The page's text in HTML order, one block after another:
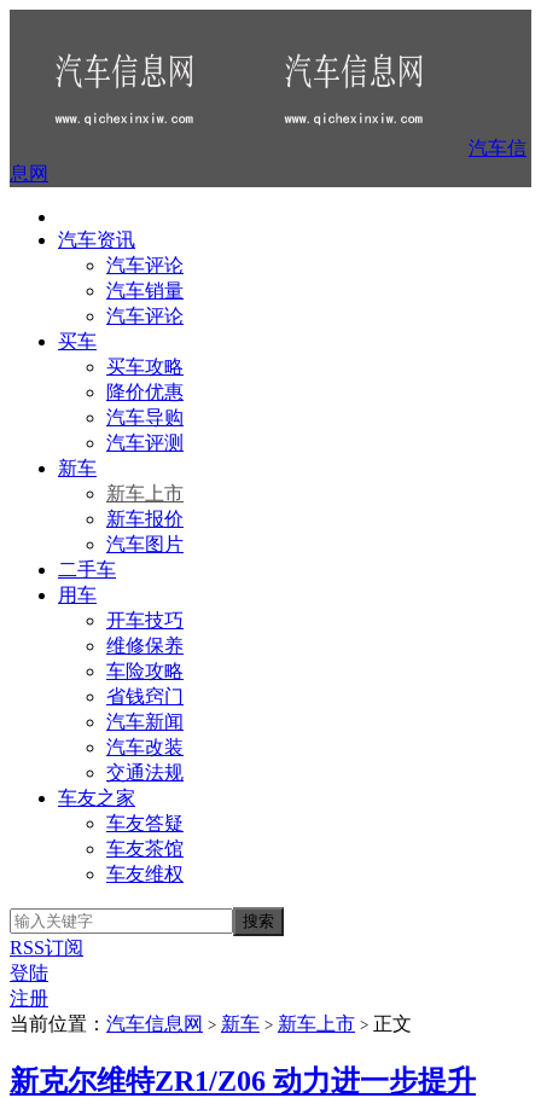
汽车信
息网
汽车资讯
汽车评论
汽车销量
汽车评论
买车
买车攻略
降价优惠
汽车导购
汽车评测
新车
新车上市
新车报价
汽车图片
二手车
用车
开车技巧
维修保养
车险攻略
省钱窍门
汽车新闻
汽车改装
交通法规
车友之家
车友答疑
车友茶馆
车友维权
RSS订阅
登陆
注册
当前位置： 汽车信息网 > 新车 > 新车上市 > 正文
新克尔维特ZR1/Z06 动力进一步提升